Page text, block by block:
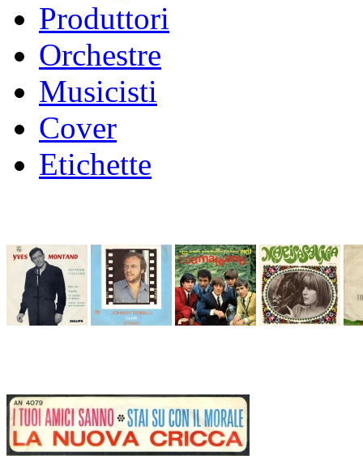
Produttori
Orchestre
Musicisti
Cover
Etichette